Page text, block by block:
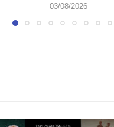
03/08/2026